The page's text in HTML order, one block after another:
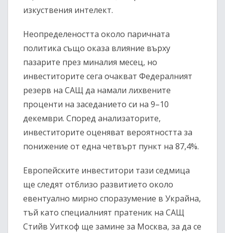
изкуствения интелект.
Неопределеността около паричната
политика също оказа влияние върху
пазарите през миналия месец, но
инвеститорите сега очакват Федералният
резерв на САЩ да намали лихвените
проценти на заседанието си на 9–10
декември. Според анализаторите,
инвеститорите оценяват вероятността за
понижение от една четвърт пункт на 87,4%.
Европейските инвеститори тази седмица
ще следят отблизо развитието около
евентуално мирно споразумение в Украйна,
тъй като специалният пратеник на САЩ
Стийв Уиткоф ще замине за Москва, за да се